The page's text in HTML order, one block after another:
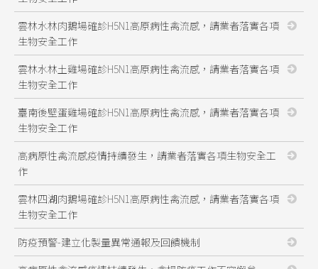
雲林水林肉鵝場確診H5N1高原病性禽流感，請業者落實各項
生物安全工作
雲林水林土雞場確診H5N1高原病性禽流感，請業者落實各項
生物安全工作
臺南後壁蛋雞場確診H5N1高原病性禽流感，請業者落實各項
生物安全工作
高病原性禽流感疫情持續發生，請業者落實各項生物安全工
作
雲林四湖肉鵝場確診H5N1高原病性禽流感，請業者落實各項
生物安全工作
防疫預警-建立化製量異常通報及回饋機制